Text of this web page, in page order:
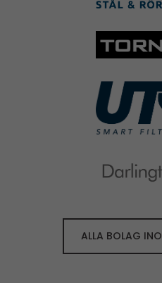
ALLA BOLAG